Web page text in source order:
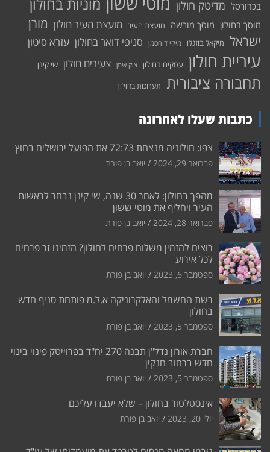
בכדורסל מדיטק חולון
מוסך בחולון מוסך מורשה מועצת העיר מועצת העיר חולון מורן
ישראל מיקאל בוזגלו מיקי דורסמן סניפי דואר בחולון עזרא סיטון
עיריית חולון עסקים בחולון צוק איתן צעירים חולון שי קינן
תחבורה ציבורית תערוכות בחולון
כתבות שעלו לאחרונה
צפו: חולוניה מנצחת 72:73 את הפועל ירושלים בחוץ
פברואר 29, 2024 יואב בן פורת
מהפך בחולון: לאחר 30 שנה, שי קינן נבחר לראשות
העיר ויחליף את מוטי ששון
פברואר 28, 2024 יואב בן פורת
רוצים להזמין משלוח פרחים לחולון? הזמינו זר פרחים
לכל אירוע
ספטמבר 6, 2023 יואב בן פורת
רשת החשמל והאלקרוניקה א.ל.מ פותחת סניף חדש
בחולון
ספטמבר 5, 2023 יואב בן פורת
חברת אורון נדל"ן תבנה 270 יח"ד בפרוייטק פינוי בינוי
חדש ברחוב חנקין
ספטמבר 5, 2023 יואב בן פורת
אינסטלטור בחולון – שלא יעבדו עליכם
יולי 20, 2023 יואב בן פורת